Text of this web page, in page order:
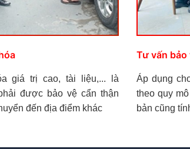
giá trị cao, tài liệu,... là
được bảo vệ cẩn thận
đến địa điểm khác
Tư vấn bảo
Áp dụng
theo quy
bản cũng